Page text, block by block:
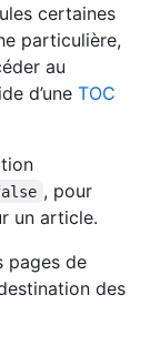
certaines
particulière,
au
d’une TOC
, pour
un article.
pages de
des